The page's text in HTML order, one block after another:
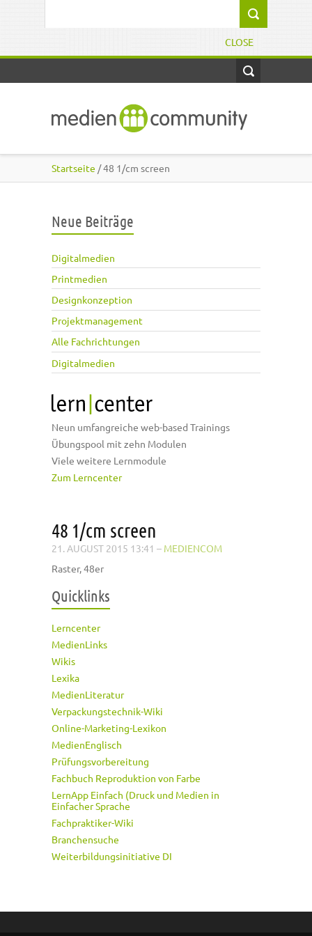
CLOSE
Startseite / 48 1/cm screen
Neue Beiträge
Digitalmedien
Printmedien
Designkonzeption
Projektmanagement
Alle Fachrichtungen
Digitalmedien
Neun umfangreiche web-based Trainings
Übungspool mit zehn Modulen
Viele weitere Lernmodule
Zum Lerncenter
48 1/cm screen
21. AUGUST 2015 13:41 – MEDIENCOM
Raster, 48er
Quicklinks
Lerncenter
MedienLinks
Wikis
Lexika
MedienLiteratur
Verpackungstechnik-Wiki
Online-Marketing-Lexikon
MedienEnglisch
Prüfungsvorbereitung
Fachbuch Reproduktion von Farbe
LernApp Einfach (Druck und Medien in
Einfacher Sprache
Fachpraktiker-Wiki
Branchensuche
Weiterbildungsinitiative DI